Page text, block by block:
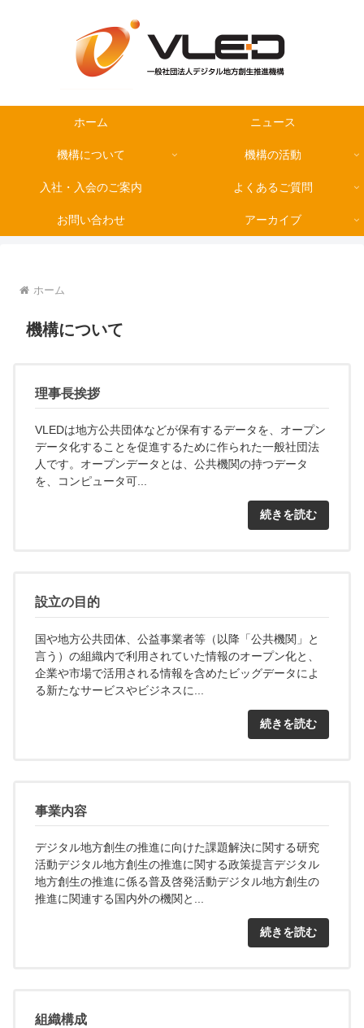
ホーム ニュース
機構について 機構の活動
入社・入会のご案内 よくあるご質問
お問い合わせ アーカイブ
ホーム
機構について
理事長挨拶
VLEDは地方公共団体などが保有するデータを、オープン
データ化することを促進するために作られた一般社団法
人です。オープンデータとは、公共機関の持つデータ
を、コンピュータ可...
続きを読む
設立の目的
国や地方公共団体、公益事業者等（以降「公共機関」と
言う）の組織内で利用されていた情報のオープン化と、
企業や市場で活用される情報を含めたビッグデータによ
る新たなサービスやビジネスに...
続きを読む
事業内容
デジタル地方創生の推進に向けた課題解決に関する研究
活動デジタル地方創生の推進に関する政策提言デジタル
地方創生の推進に係る普及啓発活動デジタル地方創生の
推進に関連する国内外の機関と...
続きを読む
組織構成